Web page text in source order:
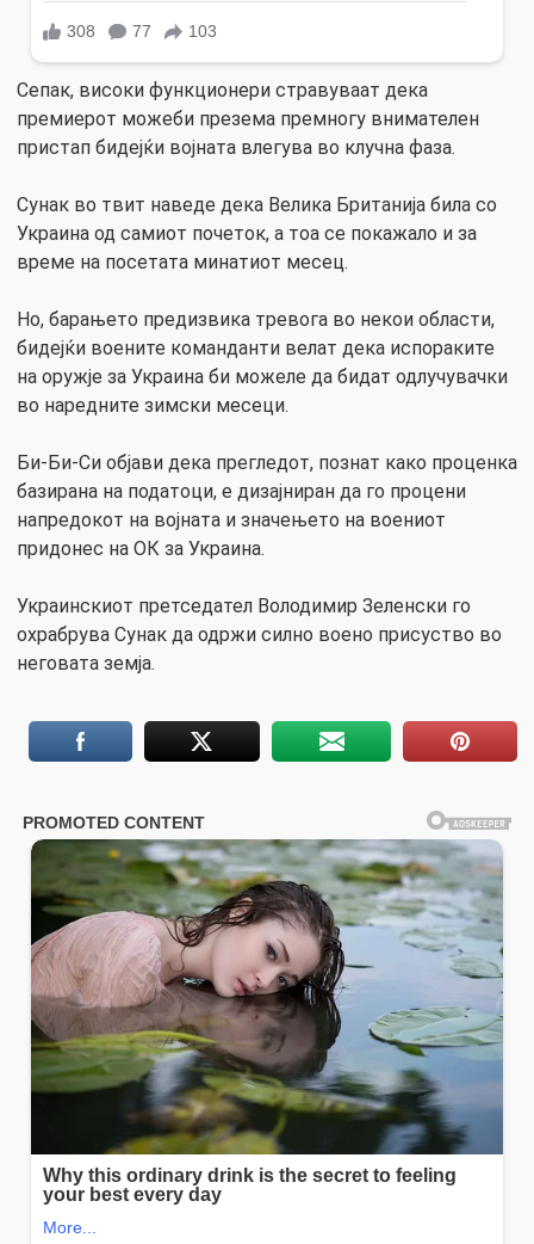
Сепак, високи функционери стравуваат дека
премиерот можеби презема премногу внимателен
пристап бидејќи војната влегува во клучна фаза.
Сунак во твит наведе дека Велика Британија била со
Украина од самиот почеток, а тоа се покажало и за
време на посетата минатиот месец.
Но, барањето предизвика тревога во некои области,
бидејќи воените команданти велат дека испораките
на оружје за Украина би можеле да бидат одлучувачки
во наредните зимски месеци.
Би-Би-Си објави дека прегледот, познат како проценка
базирана на податоци, е дизајниран да го процени
напредокот на војната и значењето на воениот
придонес на ОК за Украина.
Украинскиот претседател Володимир Зеленски го
охрабрува Сунак да одржи силно воено присуство во
неговата земја.